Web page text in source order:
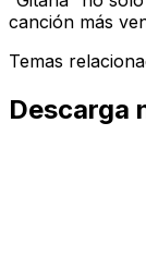
canción más
Temas
Descarga